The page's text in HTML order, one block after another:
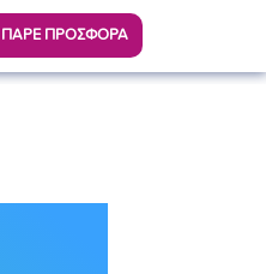
ΠΑΡΕ ΠΡΟΣΦΟΡΑ